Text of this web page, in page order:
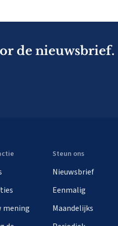
de nieuwsbrief.
mening
Steun ons
Nieuwsbrief
Eenmalig
Maandelijks